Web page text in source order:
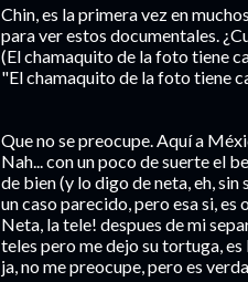
Chin, es la primera vez en
para ver estos documentales.
(El chamaquito de la foto tiene
"El chamaquito de la foto tiene
Que no se preocupe. Aquí a
Nah... con un poco de suerte el
de bien (y lo digo de neta, eh,
un caso parecido, pero esa si, es
Neta, la tele! despues de mi
teles pero me dejo su tortuga,
ja, no me preocupe, pero es